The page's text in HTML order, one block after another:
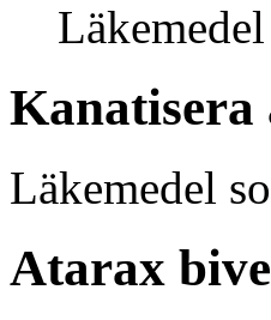
Kanatisera
Läkemedel
Atarax